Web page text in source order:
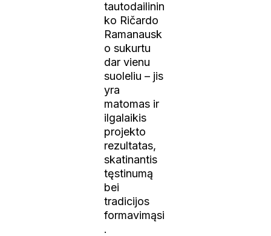
tautodailinin
ko Ričardo
Ramanausk
o sukurtu
dar vienu
suoleliu – jis
yra
matomas ir
ilgalaikis
projekto
rezultatas,
skatinantis
tęstinumą
bei
tradicijos
formavimąsi
.